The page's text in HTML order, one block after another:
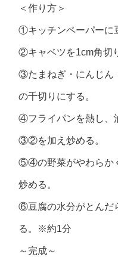
＜作り方＞
①キッチンペーパーに
②キャベツを1cm角切
③たまねぎ・にんじん
の千切りにする。
④フライパンを熱し、
③②を加え炒める。
⑤④の野菜がやわらか
炒める。
⑥豆腐の水分がとんだ
る。※約1分
～完成～